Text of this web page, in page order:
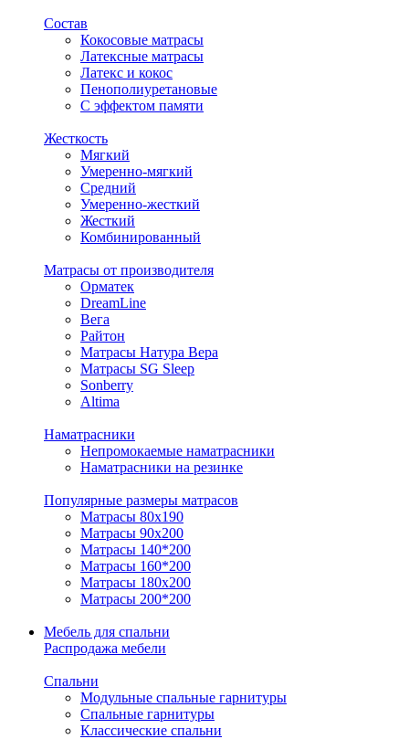
Состав
Кокосовые матрасы
Латексные матрасы
Латекс и кокос
Пенополиуретановые
С эффектом памяти
Жесткость
Мягкий
Умеренно-мягкий
Средний
Умеренно-жесткий
Жесткий
Комбинированный
Матрасы от производителя
Орматек
DreamLine
Вега
Райтон
Матрасы Натура Вера
Матрасы SG Sleep
Sonberry
Altima
Наматрасники
Непромокаемые наматрасники
Наматрасники на резинке
Популярные размеры матрасов
Матрасы 80x190
Матрасы 90x200
Матрасы 140*200
Матрасы 160*200
Матрасы 180x200
Матрасы 200*200
Мебель для спальни
Распродажа мебели
Спальни
Модульные спальные гарнитуры
Спальные гарнитуры
Классические спальни